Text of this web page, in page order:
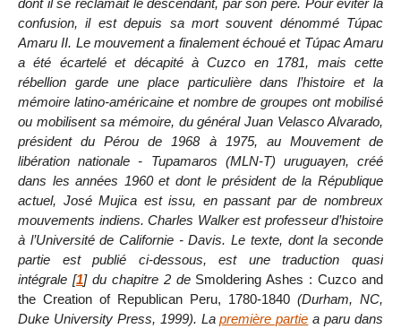
confusion, il est depuis sa mort souvent dénommé Túpac
Amaru II. Le mouvement a finalement échoué et Túpac Amaru
a été écartelé et décapité à Cuzco en 1781, mais cette
rébellion garde une place particulière dans l’histoire et la
mémoire latino-américaine et nombre de groupes ont mobilisé
ou mobilisent sa mémoire, du général Juan Velasco Alvarado,
président du Pérou de 1968 à 1975, au Mouvement de
libération nationale - Tupamaros (MLN-T) uruguayen, créé
dans les années 1960 et dont le président de la République
actuel, José Mujica est issu, en passant par de nombreux
mouvements indiens. Charles Walker est professeur d’histoire
à l’Université de Californie - Davis. Le texte, dont la seconde
partie est publié ci-dessous, est une traduction quasi
intégrale [1]du chapitre 2 deSmoldering Ashes : Cuzco and
the Creation of Republican Peru, 1780-1840 (Durham, NC,
Duke University Press, 1999). Lapremière partie a paru dans